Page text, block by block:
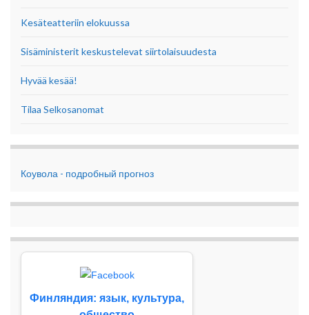
Kesäteatteriin elokuussa
Sisäministerit keskustelevat siirtolaisuudesta
Hyvää kesää!
Tilaa Selkosanomat
Коувола - подробный прогноз
Финляндия: язык, культура,